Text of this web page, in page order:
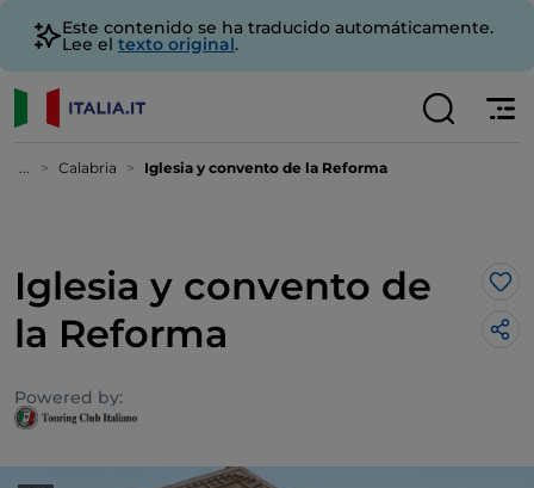
Este contenido se ha traducido automáticamente.
Lee el texto original.
... Calabria Iglesia y convento de la Reforma
Iglesia y convento de
la Reforma
Me
Powered by: